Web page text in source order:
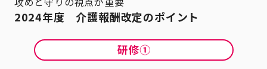
2024年度 介護報酬改定のポイント